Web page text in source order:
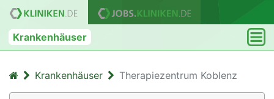
Krankenhäuser
Krankenhäuser Therapiezentrum Koblenz